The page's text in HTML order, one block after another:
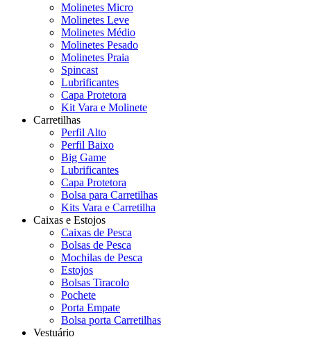
Molinetes Micro
Molinetes Leve
Molinetes Médio
Molinetes Pesado
Molinetes Praia
Spincast
Lubrificantes
Capa Protetora
Kit Vara e Molinete
Carretilhas
Perfil Alto
Perfil Baixo
Big Game
Lubrificantes
Capa Protetora
Bolsa para Carretilhas
Kits Vara e Carretilha
Caixas e Estojos
Caixas de Pesca
Bolsas de Pesca
Mochilas de Pesca
Estojos
Bolsas Tiracolo
Pochete
Porta Empate
Bolsa porta Carretilhas
Vestuário